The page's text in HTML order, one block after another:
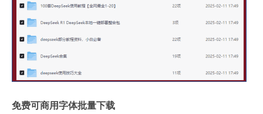
免费可商用字体批量下载